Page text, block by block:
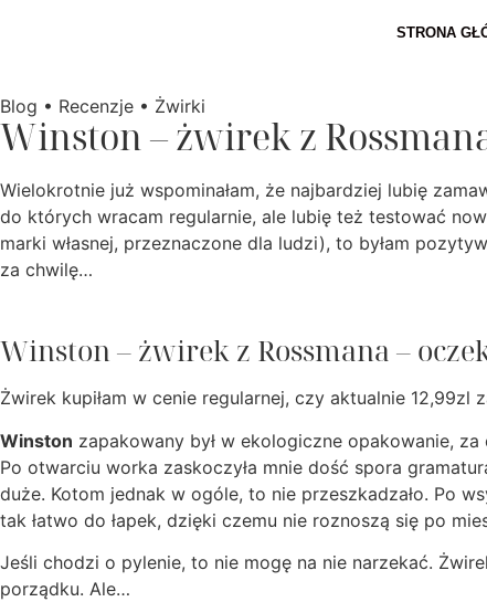
STRONA
Blog • Recenzje • Żwirki
Winston – żwirek z
Wielokrotnie już wspominałam, że najbardziej lubię
do których wracam regularnie, ale lubię też testować
marki własnej, przeznaczone dla ludzi), to byłam
za chwilę…
Winston – żwirek z Rossmana –
Żwirek kupiłam w cenie regularnej, czy aktualnie
Winston zapakowany był w ekologiczne opakowanie,
Po otwarciu worka zaskoczyła mnie dość spora
duże. Kotom jednak w ogóle, to nie przeszkadzało. Po
tak łatwo do łapek, dzięki czemu nie roznoszą się po
Jeśli chodzi o pylenie, to nie mogę na nie narzekać.
porządku. Ale…